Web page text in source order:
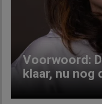
Voorwoord:
klaar, nu nog